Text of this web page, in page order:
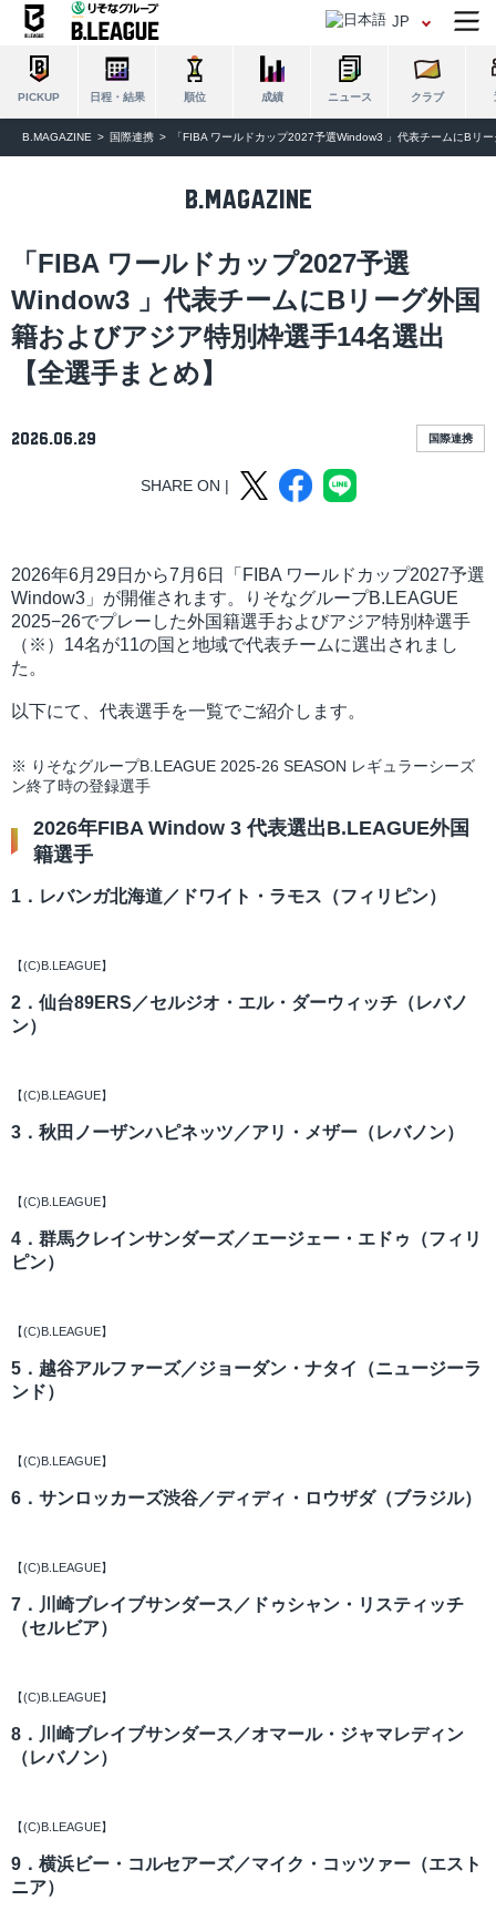
JP
PICKUP 日程・結果 順位 成績 ニュース クラブ
B.MAGAZINE 国際連携 「FIBA ワールドカップ2027予選Window3 」代表チームにBリ
B.MAGAZINE
「FIBA ワールドカップ2027予選
Window3 」代表チームにBリーグ外国
籍およびアジア特別枠選手14名選出
【全選手まとめ】
2026.06.29 国際連携
SHARE ON |
2026年6月29日から7月6日「FIBA ワールドカップ2027予選
Window3」が開催されます。りそなグループB.LEAGUE
2025−26でプレーした外国籍選手およびアジア特別枠選手
（※）14名が11の国と地域で代表チームに選出されまし
た。
以下にて、代表選手を一覧でご紹介します。
※ りそなグループB.LEAGUE 2025-26 SEASON レギュラーシーズ
ン終了時の登録選手
2026年FIBA Window 3 代表選出B.LEAGUE外国
籍選手
1．レバンガ北海道／ドワイト・ラモス（フィリピン）
【(C)B.LEAGUE】
2．仙台89ERS／セルジオ・エル・ダーウィッチ（レバノ
ン）
【(C)B.LEAGUE】
3．秋田ノーザンハピネッツ／アリ・メザー（レバノン）
【(C)B.LEAGUE】
4．群馬クレインサンダーズ／エージェー・エドゥ（フィリ
ピン）
【(C)B.LEAGUE】
5．越谷アルファーズ／ジョーダン・ナタイ（ニュージーラ
ンド）
【(C)B.LEAGUE】
6．サンロッカーズ渋谷／ディディ・ロウザダ（ブラジル）
【(C)B.LEAGUE】
7．川崎ブレイブサンダース／ドゥシャン・リスティッチ
（セルビア）
【(C)B.LEAGUE】
8．川崎ブレイブサンダース／オマール・ジャマレディン
（レバノン）
【(C)B.LEAGUE】
9．横浜ビー・コルセアーズ／マイク・コッツァー（エスト
ニア）